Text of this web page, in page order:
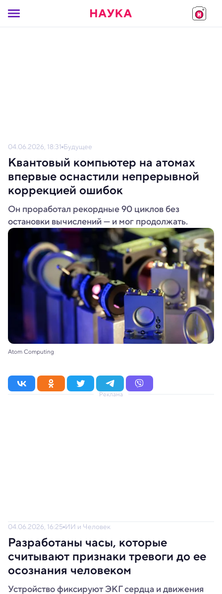
04.06.2026, 18:31 Будущее
Квантовый компьютер на атомах
впервые оснастили непрерывной
коррекцией ошибок
Он проработал рекордные 90 циклов без
остановки вычислений — и мог продолжать.
Atom Computing
Реклама
04.06.2026, 16:25 ИИ и Человек
Разработаны часы, которые
считывают признаки тревоги до ее
осознания человеком
Устройство фиксируют ЭКГ сердца и движения